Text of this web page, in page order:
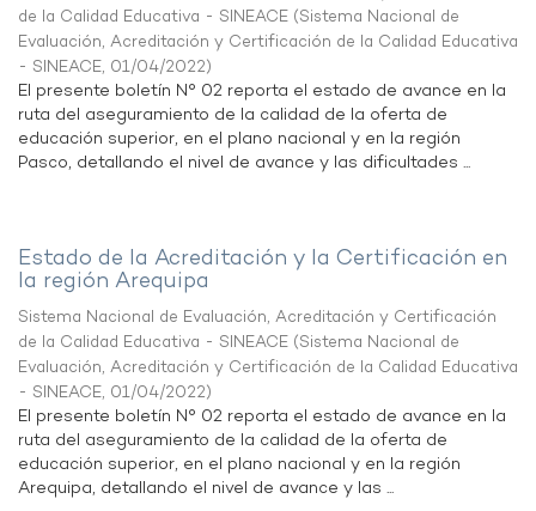
de la Calidad Educativa - SINEACE (Sistema Nacional de
Evaluación, Acreditación y Certificación de la Calidad Educativa
- SINEACE, 01/04/2022)
El presente boletín N° 02 reporta el estado de avance en la
ruta del aseguramiento de la calidad de la oferta de
educación superior, en el plano nacional y en la región
Pasco, detallando el nivel de avance y las dificultades ...
Estado de la Acreditación y la Certificación en
la región Arequipa
Sistema Nacional de Evaluación, Acreditación y Certificación
de la Calidad Educativa - SINEACE (Sistema Nacional de
Evaluación, Acreditación y Certificación de la Calidad Educativa
- SINEACE, 01/04/2022)
El presente boletín N° 02 reporta el estado de avance en la
ruta del aseguramiento de la calidad de la oferta de
educación superior, en el plano nacional y en la región
Arequipa, detallando el nivel de avance y las ...